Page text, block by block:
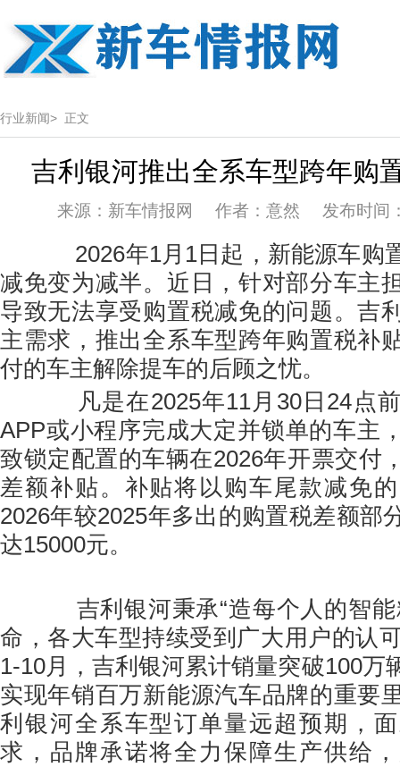
行业新闻> 正文
吉利银河推出全系车型跨年购
来源：新车情报网 作者：意然 发布时间
2026年1月1日起，新能源车购
减免变为减半。近日，针对部分车主
导致无法享受购置税减免的问题。吉
主需求，推出全系车型跨年购置税补
付的车主解除提车的后顾之忧。
凡是在2025年11月30日24点前
APP或小程序完成大定并锁单的车主
致锁定配置的车辆在2026年开票交付
差额补贴。补贴将以购车尾款减免
2026年较2025年多出的购置税差额部
达15000元。
吉利银河秉承“造每个人的智能
命，各大车型持续受到广大用户的认
1-10月，吉利银河累计销量突破100万
实现年销百万新能源汽车品牌的重要
利银河全系车型订单量远超预期，
求，品牌承诺将全力保障生产供给